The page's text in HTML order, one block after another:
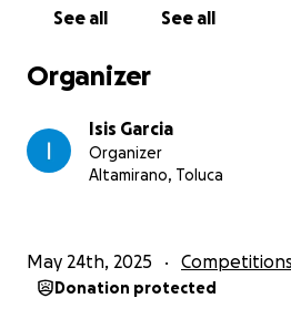
See all See all
Organizer
Isis Garcia
Organizer
Altamirano, Toluca
May 24th, 2025 Competitions
Donation protected